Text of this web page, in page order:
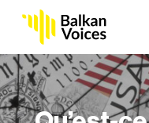
Skip
main
content